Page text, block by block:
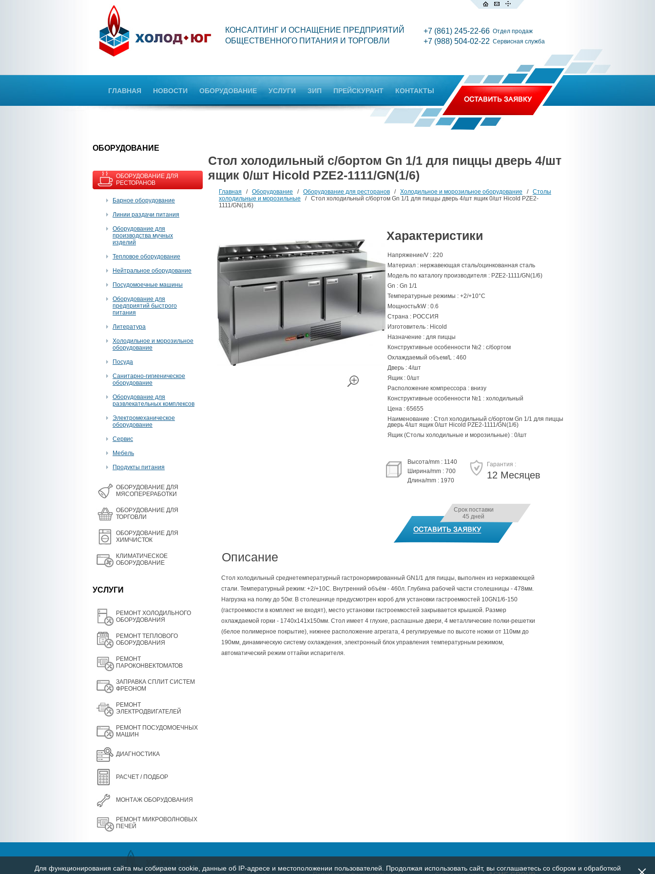
КОНСАЛТИНГ И ОСНАЩЕНИЕ ПРЕДПРИЯТИЙ
ОБЩЕСТВЕННОГО ПИТАНИЯ И ТОРГОВЛИ
+7 (861) 245-22-66 Отдел продаж
+7 (988) 504-02-22 Сервисная служба
ГЛАВНАЯ НОВОСТИ ОБОРУДОВАНИЕ УСЛУГИ ЗИП ПРЕЙСКУРАНТ КОНТАКТЫ
OБОРУДОВАНИЕ
ОБОРУДОВАНИЕ ДЛЯ
РЕСТОРАНОВ
Барное оборудование
Линии раздачи питания
Оборудование для
производства мучных
изделий
Тепловое оборудование
Нейтральное оборудование
Посудомоечные машины
Оборудование для
предприятий быстрого
питания
Литература
Холодильное и морозильное
оборудование
Посуда
Санитарно-гигиеническое
оборудование
Оборудование для
развлекательных комплексов
Электромеханическое
оборудование
Сервис
Мебель
Продукты питания
OБОРУДОВАНИЕ ДЛЯ
МЯСОПЕРЕРАБОТКИ
ОБОРУДОВАНИЕ ДЛЯ
ТОРГОВЛИ
ОБОРУДОВАНИЕ ДЛЯ
ХИМЧИСТОК
КЛИМАТИЧЕСКОЕ
ОБОРУДОВАНИЕ
УСЛУГИ
РЕМОНТ ХОЛОДИЛЬНОГО
ОБОРУДОВАНИЯ
РЕМОНТ ТЕПЛОВОГО
ОБОРУДОВАНИЯ
РЕМОНТ
ПАРОКОНВЕКТОМАТОВ
ЗАПРАВКА СПЛИТ СИСТЕМ
ФРЕОНОМ
РЕМОНТ
ЭЛЕКТРОДВИГАТЕЛЕЙ
РЕМОНТ ПОСУДОМОЕЧНЫХ
МАШИН
ДИАГНОСТИКА
РАСЧЕТ / ПОДБОР
МОНТАЖ ОБОРУДОВАНИЯ
РЕМОНТ МИКРОВОЛНОВЫХ
ПЕЧЕЙ
Стол холодильный с/бортом Gn 1/1 для пиццы дверь 4/шт
ящик 0/шт Hicold PZE2-1111/GN(1/6)
Главная / Оборудование / Оборудование для ресторанов / Холодильное и морозильное оборудование / Столы
холодильные и морозильные / Стол холодильный с/бортом Gn 1/1 для пиццы дверь 4/шт ящик 0/шт Hicold PZE2-
1111/GN(1/6)
Характеристики
Напряжение/V : 220
Материал : нержавеющая сталь/оцинкованная сталь
Модель по каталогу производителя : PZE2-1111/GN(1/6)
Gn : Gn 1/1
Температурные режимы : +2/+10°C
Мощность/kW : 0.6
Страна : РОССИЯ
Изготовитель : Hicold
Назначение : для пиццы
Конструктивные особенности №2 : с/бортом
Oхлаждаемый объем/L : 460
Дверь : 4/шт
Ящик : 0/шт
Расположение компрессора : внизу
Конструктивные особенности №1 : холодильный
Цена : 65655
Наименование : Стол холодильный с/бортом Gn 1/1 для пиццы
дверь 4/шт ящик 0/шт Hicold PZE2-1111/GN(1/6)
Ящик (Столы холодильные и морозильные) : 0/шт
Высота/mm : 1140
Ширина/mm : 700
Длина/mm : 1970
Гарантия :
12 Месяцев
Срок поставки
45 дней
Описание
Стол холодильный среднетемпературный гастронормированный GN1/1 для пиццы, выполнен из нержавеющей
стали. Температурный режим: +2/+10С. Внутренний объём - 460л. Глубина рабочей части столешницы - 478мм.
Нагрузка на полку до 50кг. В столешнице предусмотрен короб для установки гастроемкостей 10GN1/6-150
(гастроемкости в комплект не входят), место установки гастроемкостей закрывается крышкой. Размер
охлаждаемой горки - 1740х141х150мм. Стол имеет 4 глухие, распашные двери, 4 металлические полки-решетки
(белое полимерное покрытие), нижнее расположение агрегата, 4 регулируемые по высоте ножки от 110мм до
190мм, динамическую систему охлаждения, электронный блок управления температурным режимом,
автоматический режим оттайки испарителя.
Для функционирования сайта мы собираем cookie, данные об IP-адресе и местоположении пользователей. Продолжая использовать сайт, вы соглашаетесь со сбором и обработкой